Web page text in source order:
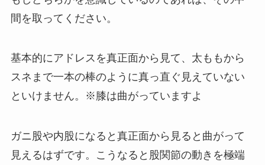
間を取ってください。
基本的にアドレスを真正面から見て、太ももから
スネまで一本の棒のように真っ直ぐ見えていない
といけません。※膝は曲がっていますよ
ガニ股や内股になると真正面から見ると曲がって
見えるはずです。こうなると股関節の動きを極端